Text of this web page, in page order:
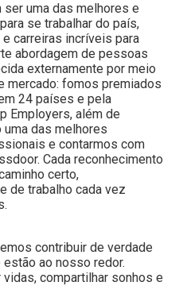
uma das melhores e
se trabalhar do país,
carreiras incríveis para
abordagem de pessoas
externamente por meio
mercado: fomos premiados
24 países e pela
Employers, além de
das melhores
e contarmos com
Cada reconhecimento
certo,
de trabalho cada vez
contribuir de verdade
ao nosso redor.
compartilhar sonhos e